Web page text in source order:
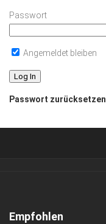
Passwort
Angemeldet bleiben
Passwort zurücksetzen
Kontakt, Impressum
Empfohlen